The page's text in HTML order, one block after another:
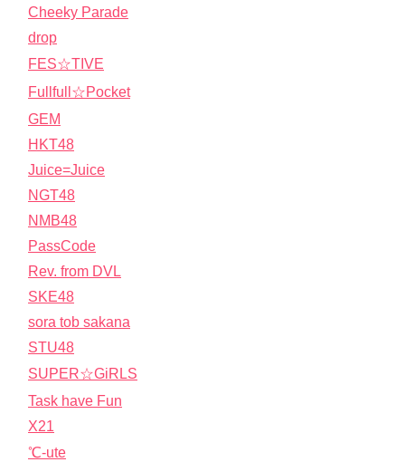
Cheeky Parade
drop
FES☆TIVE
Fullfull☆Pocket
GEM
HKT48
Juice=Juice
NGT48
NMB48
PassCode
Rev. from DVL
SKE48
sora tob sakana
STU48
SUPER☆GiRLS
Task have Fun
X21
℃-ute